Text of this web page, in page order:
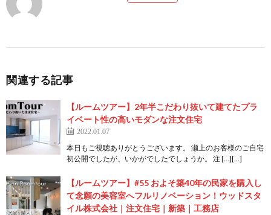
関連する記事
【ルームツアー】2年半こだわり抜いて建てたプラ
イベート性の高いモダンな注文住宅
2022.01.07
本日もご視聴ありがとうございます。 瀬上のお客様のご自宅
初公開でしたが、いかがでしたでしょうか。 注 […][…]
【ルームツアー】#55 およそ築40年の民家を購入し
て念願の美容室へフルリノベーション！ウッドスタ
イル株式会社｜注文住宅｜新築｜工務店